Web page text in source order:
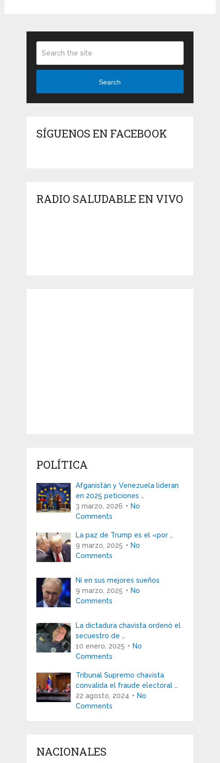
Search
SÍGUENOS EN FACEBOOK
RADIO SALUDABLE EN VIVO
POLÍTICA
Afganistán y Venezuela lideran
en 2025 peticiones …
3 marzo, 2026
No
Comments
La paz de Trump es el «por …
9 marzo, 2025
No
Comments
Ni en sus mejores sueños
9 marzo, 2025
No
Comments
La dictadura chavista ordenó el
secuestro de …
10 enero, 2025
No
Comments
Tribunal Supremo chavista
convalida el fraude electoral …
22 agosto, 2024
No
Comments
NACIONALES